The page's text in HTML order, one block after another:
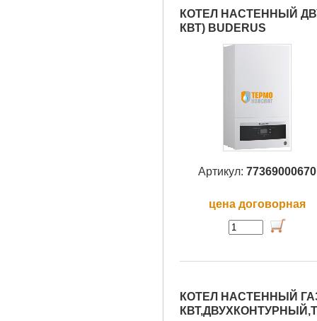
КОТЕЛ НАСТЕННЫЙ
КВТ) BUDERUS
Артикул: 77369000670
цена договорная
КОТЕЛ НАСТЕННЫЙ